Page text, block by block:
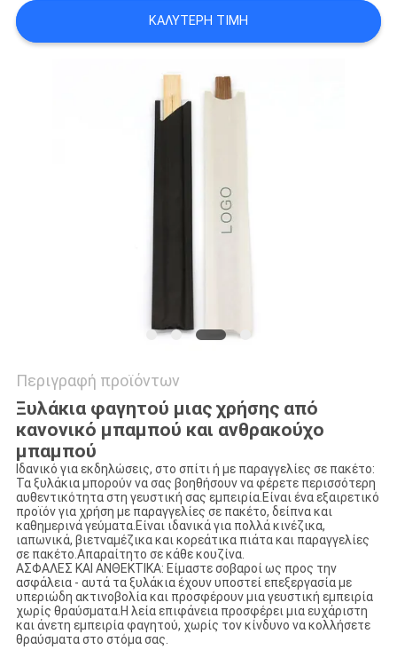
ΚΑΛΎΤΕΡΗ ΤΙΜΉ
Περιγραφή προϊόντων
Ξυλάκια φαγητού μιας χρήσης από
κανονικό μπαμπού και ανθρακούχο
μπαμπού
Ιδανικό για εκδηλώσεις, στο σπίτι ή με παραγγελίες σε πακέτο:
Τα ξυλάκια μπορούν να σας βοηθήσουν να φέρετε περισσότερη
αυθεντικότητα στη γευστική σας εμπειρία.Είναι ένα εξαιρετικό
προϊόν για χρήση με παραγγελίες σε πακέτο, δείπνα και
καθημερινά γεύματα.Είναι ιδανικά για πολλά κινέζικα,
ιαπωνικά, βιετναμέζικα και κορεάτικα πιάτα και παραγγελίες
σε πακέτο.Απαραίτητο σε κάθε κουζίνα.
ΑΣΦΑΛΕΣ ΚΑΙ ΑΝΘΕΚΤΙΚΑ: Είμαστε σοβαροί ως προς την
ασφάλεια - αυτά τα ξυλάκια έχουν υποστεί επεξεργασία με
υπεριώδη ακτινοβολία και προσφέρουν μια γευστική εμπειρία
χωρίς θραύσματα.Η λεία επιφάνεια προσφέρει μια ευχάριστη
και άνετη εμπειρία φαγητού, χωρίς τον κίνδυνο να κολλήσετε
θραύσματα στο στόμα σας.